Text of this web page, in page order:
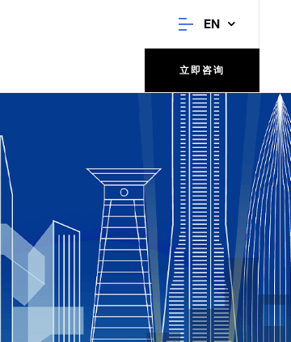
EN
立即咨询